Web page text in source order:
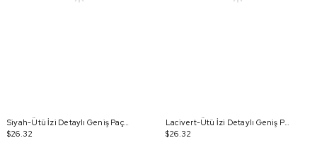
Siyah-Ütü İzi Detaylı Geniş Paça Pantolon
$26.32
Lacivert-Ütü İzi Detaylı Geniş Paça Pantolon
$26.32